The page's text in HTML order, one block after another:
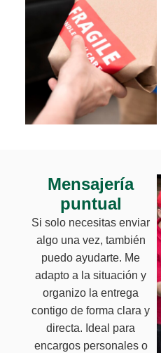
Mensajería
puntual
Si solo necesitas enviar
algo una vez, también
puedo ayudarte. Me
adapto a la situación y
organizo la entrega
contigo de forma clara y
directa. Ideal para
encargos personales o